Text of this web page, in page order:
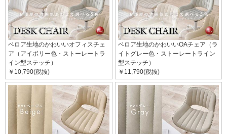
ベロア生地のかわいいオフィスチェ
ア（アイボリー色・ストーレートラ
イン型ステッチ）
￥10,790(税抜)
ベロア生地のかわいいOAチェア（ラ
イトグレー色・ストーレートライン
型ステッチ）
￥11,790(税抜)